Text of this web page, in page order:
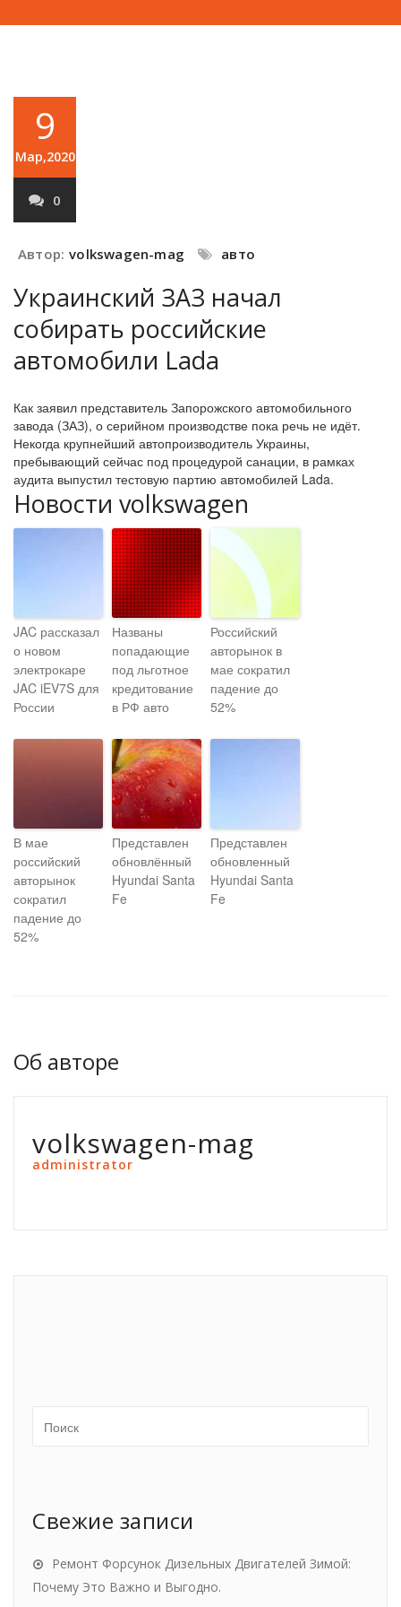
9
Мар,2020
0
Автор: volkswagen-mag авто
Украинский ЗАЗ начал
собирать российские
автомобили Lada
Как заявил представитель Запорожского автомобильного
завода (ЗАЗ), о серийном производстве пока речь не идёт.
Некогда крупнейший автопроизводитель Украины,
пребывающий сейчас под процедурой санации, в рамках
аудита выпустил тестовую партию автомобилей Lada.
Новости volkswagen
JAC рассказал
о новом
электрокаре
JAC iEV7S для
России
Названы
попадающие
под льготное
кредитование
в РФ авто
Российский
авторынок в
мае сократил
падение до
52%
В мае
российский
авторынок
сократил
падение до
52%
Представлен
обновлённый
Hyundai Santa
Fe
Представлен
обновленный
Hyundai Santa
Fe
Об авторе
volkswagen-mag
administrator
Свежие записи
Ремонт Форсунок Дизельных Двигателей Зимой:
Почему Это Важно и Выгодно.